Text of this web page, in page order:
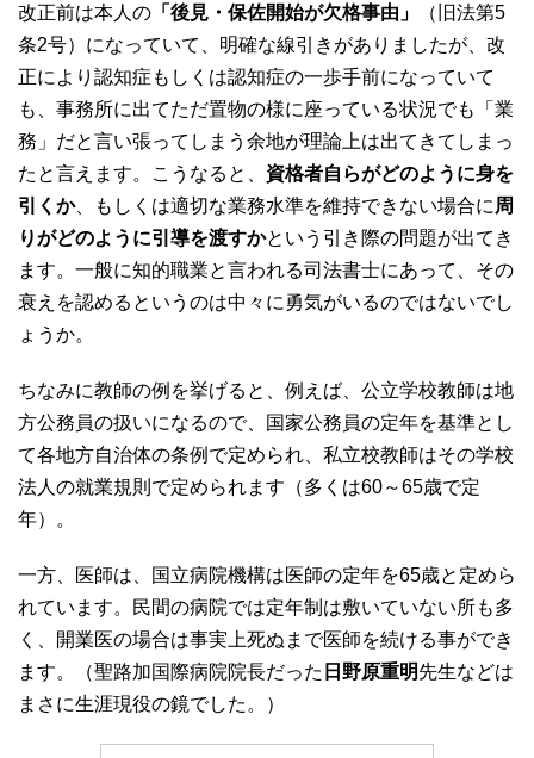
改正前は本人の 「後見・保佐開始が欠格事由」
（旧法第5
条2号）になっていて、明確な線引きがありましたが、改
正により認知症もしくは認知症の一歩手前になっていて
も、事務所に出てただ置物の様に座っている状況でも「業
務」だと言い張ってしまう余地が理論上は出てきてしまっ
たと言えます。こうなると、 資格者自らがどのように身を
引くか、もしくは適切な業務水準を維持できない場合に 周
りがどのように引導を渡すかという引き際の問題が出てき
ます。一般に知的職業と言われる司法書士にあって、その
衰えを認めるというのは中々に勇気がいるのではないでし
ょうか。
ちなみに教師の例を挙げると、例えば、公立学校教師は地
方公務員の扱いになるので、国家公務員の定年を基準とし
て各地方自治体の条例で定められ、私立校教師はその学校
法人の就業規則で定められます（多くは60～65歳で定
年）。
一方、医師は、国立病院機構は医師の定年を65歳と定めら
れています。民間の病院では定年制は敷いていない所も多
く、開業医の場合は事実上死ぬまで医師を続ける事ができ
ます。（聖路加国際病院院長だった 日野原重明先生などは
まさに生涯現役の鏡でした。）